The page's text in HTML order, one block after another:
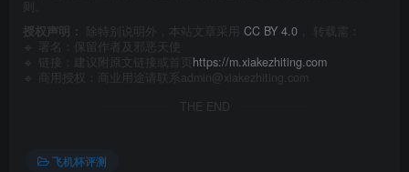
授权声明：
除特别说明外，本站文章采用 CC BY 4.0 ， 转载需：
🔹 署名：保留作者及 邪恶天使
🔹 链接：建议附原文链接或首页 https://m.xiakezhiting.com
🔹 商用授权：商业用途请联系admin@xiakezhiting.com
THE END
飞机杯评测